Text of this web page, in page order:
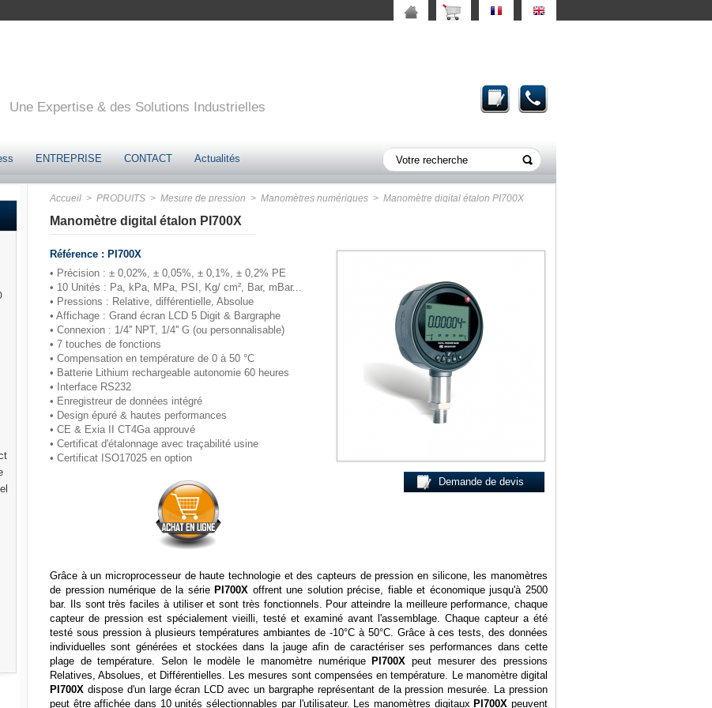
Une Expertise & des Solutions Industrielles
DemandeContact
ENTREPRISE CONTACT Actualités
Accueil > PRODUITS > Mesure de pression > Manomètres numériques > Manomètre digital étalon PI700X
Manomètre digital étalon PI700X
Demande de devis
Référence : PI700X
• Précision : ± 0,02%, ± 0,05%, ± 0,1%, ± 0,2% PE
• 10 Unités : Pa, kPa, MPa, PSI, Kg/ cm², Bar, mBar...
• Pressions : Relative, différentielle, Absolue
• Affichage : Grand écran LCD 5 Digit & Bargraphe
• Connexion : 1/4'' NPT, 1/4'' G (ou personnalisable)
• 7 touches de fonctions
• Compensation en température de 0 à 50 °C
• Batterie Lithium rechargeable autonomie 60 heures
• Interface RS232
• Enregistreur de données intégré
• Design épuré & hautes performances
• CE & Exia II CT4Ga approuvé
• Certificat d'étalonnage avec traçabilité usine
• Certificat ISO17025 en option
Grâce à un microprocesseur de haute technologie et des capteurs de pression en silicone, les manomètres
de pression numérique de la série PI700X offrent une solution précise, fiable et économique jusqu'à 2500
bar. Ils sont très faciles à utiliser et sont très fonctionnels. Pour atteindre la meilleure performance, chaque
capteur de pression est spécialement vieilli, testé et examiné avant l'assemblage. Chaque capteur a été
testé sous pression à plusieurs températures ambiantes de -10°C à 50°C. Grâce à ces tests, des données
individuelles sont générées et stockées dans la jauge afin de caractériser ses performances dans cette
plage de température. Selon le modèle le manomètre numérique PI700X peut mesurer des pressions
Relatives, Absolues, et Différentielles. Les mesures sont compensées en température. Le manomètre digital
PI700X dispose d'un large écran LCD avec un bargraphe représentant de la pression mesurée. La pression
peut être affichée dans 10 unités sélectionnables par l'utilisateur. Les manomètres digitaux PI700X peuvent